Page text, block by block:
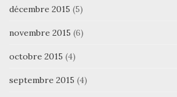
décembre 2015 (5)
novembre 2015 (6)
octobre 2015 (4)
septembre 2015 (4)